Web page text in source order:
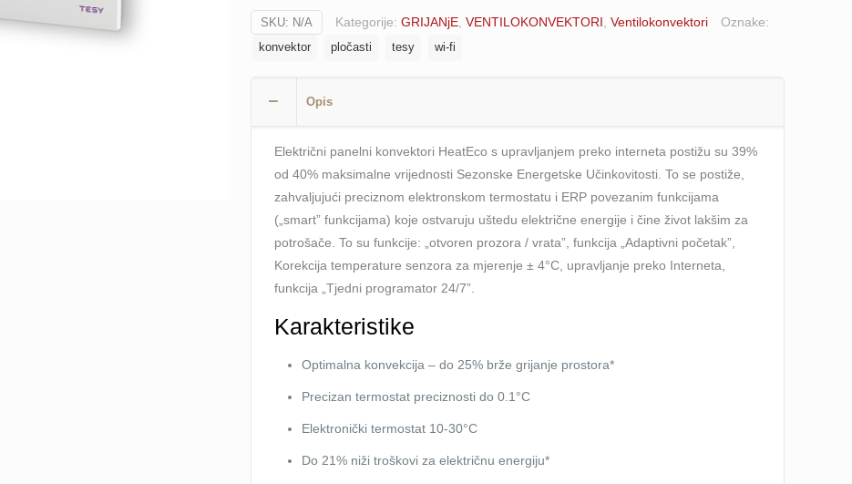
CN
031
SKU: N/A Kategorije: GRIJANjE VENTILOKONVEKTORI Ventilokonvektori Oznake:
konvektor pločasti tesy wi-fi
Opis
Električni panelni konvektori HeatEco s upravljanjem preko interneta postižu su 39%
od 40% maksimalne vrijednosti Sezonske Energetske Učinkovitosti. To se postiže,
zahvaljujući preciznom elektronskom termostatu i ERP povezanim funkcijama
(„smart” funkcijama) koje ostvaruju uštedu električne energije i čine život lakšim za
potrošače. To su funkcije: „otvoren prozora / vrata”, funkcija „Adaptivni početak”,
Korekcija temperature senzora za mjerenje ± 4°C, upravljanje preko Interneta,
funkcija „Tjedni programator 24/7”.
Karakteristike
Optimalna konvekcija – do 25% brže grijanje prostora*
Precizan termostat preciznosti do 0.1°C
Elektronički termostat 10-30°C
Do 21% niži troškovi za električnu energiju*